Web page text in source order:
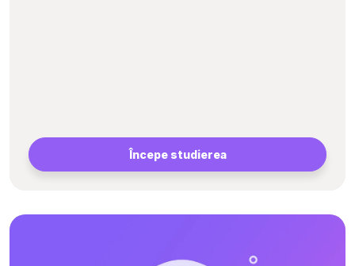
Începe studierea